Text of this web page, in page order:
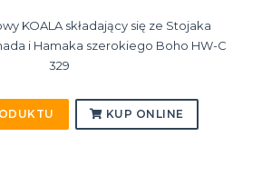
KOALA składający się ze Stojaka
i Hamaka szerokiego Boho HW-C
329
KUP ONLINE